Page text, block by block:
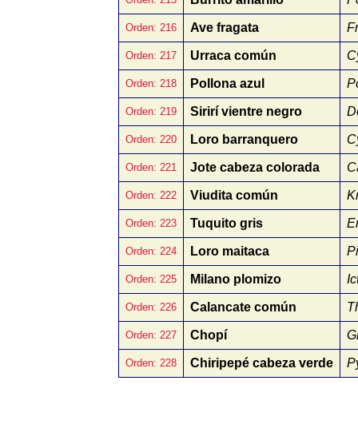
Orden: 216 Ave fragata
Orden: 217 Urraca común
Orden: 218 Pollona azul
Orden: 219 Sirirí vientre negro
Orden: 220 Loro barranquero
Orden: 221 Jote cabeza colorada
Orden: 222 Viudita común
Orden: 223 Tuquito gris
Orden: 224 Loro maitaca
Orden: 225 Milano plomizo
Orden: 226 Calancate común
Orden: 227 Chopí
Orden: 228 Chiripepé cabeza verde